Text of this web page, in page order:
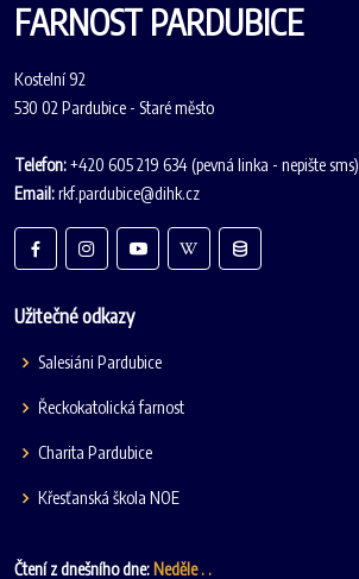
FARNOST PARDUBICE
Kostelní 92
530 02 Pardubice - Staré město
Telefon:+420 605 219 634 (pevná linka - nepište sms)
Email:rkf.pardubice@dihk.cz
Užitečné odkazy
Salesiáni Pardubice
Řeckokatolická farnost
Charita Pardubice
Křesťanská škola NOE
Čtení z dnešního dne: Neděle . .